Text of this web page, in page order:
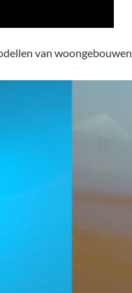
van woongebouwen